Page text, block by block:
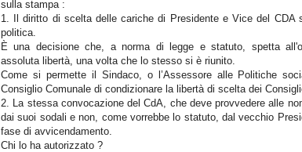
sulla stampa :
1. Il diritto di scelta delle cariche di Presidente e Vice del CDA
politica.
È una decisione che, a norma di legge e statuto, spetta
assoluta libertà, una volta che lo stesso si è riunito.
Come si permette il Sindaco, o l’Assessore alle Politiche
Consiglio Comunale di condizionare la libertà di scelta dei
2. La stessa convocazione del CdA, che deve provvedere alle
dai suoi sodali e non, come vorrebbe lo statuto, dal vecchio
fase di avvicendamento.
Chi lo ha autorizzato ?